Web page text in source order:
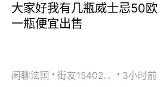
大家好我有几瓶威士忌50欧
一瓶便宜出售
闲聊法国 街友15402223 3小时前